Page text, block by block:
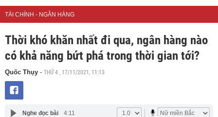
TÀI CHÍNH - NGÂN HÀNG
Thời khó khăn nhất đi qua, ngân hàng nào
có khả năng bứt phá trong thời gian tới?
Quốc Thụy - THỨ 4 , 17/11/2021, 11:13
Nghe đọc bài 4:11